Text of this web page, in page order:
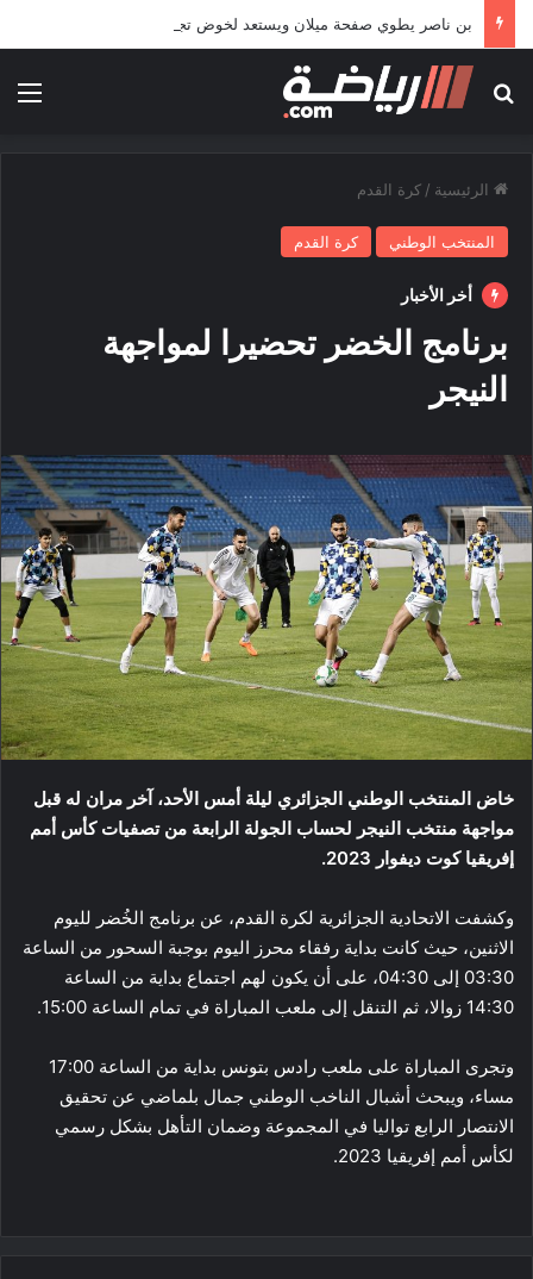
بحث عن
الرئيسية / كرة القدم
المنتخب الوطني كرة القدم
أخر الأخبار
برنامج الخضر تحضيرا لمواجهة
النيجر
خاض المنتخب الوطني الجزائري ليلة أمس الأحد، آخر مران له قبل
مواجهة منتخب النيجر لحساب الجولة الرابعة من تصفيات كأس أمم
إفريقيا كوت ديفوار 2023.
وكشفت الاتحادية الجزائرية لكرة القدم، عن برنامج الخُضر لليوم
الاثنين، حيث كانت بداية رفقاء محرز اليوم بوجبة السحور من الساعة
03:30 إلى 04:30، على أن يكون لهم اجتماع بداية من الساعة
14:30 زوالا، ثم التنقل إلى ملعب المباراة في تمام الساعة 15:00.
وتجرى المباراة على ملعب رادس بتونس بداية من الساعة 17:00
مساء، ويبحث أشبال الناخب الوطني جمال بلماضي عن تحقيق
الانتصار الرابع تواليا في المجموعة وضمان التأهل بشكل رسمي
لكأس أمم إفريقيا 2023.